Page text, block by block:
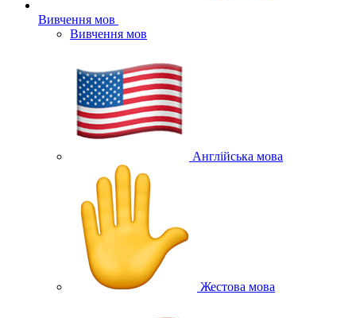
Вивчення мов
Вивчення мов
Англійська мова
Жестова мова